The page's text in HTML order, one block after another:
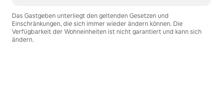
Das Gastgeben unterliegt den geltenden Gesetzen und
Einschränkungen, die sich immer wieder ändern können. Die
Verfügbarkeit der Wohneinheiten ist nicht garantiert und kann sich
ändern.